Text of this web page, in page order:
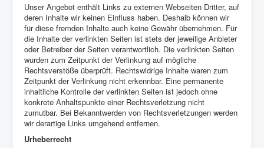
Unser Angebot enthält Links zu externen Webseiten Dritter, auf
deren Inhalte wir keinen Einfluss haben. Deshalb können wir
für diese fremden Inhalte auch keine Gewähr übernehmen. Für
die Inhalte der verlinkten Seiten ist stets der jeweilige Anbieter
oder Betreiber der Seiten verantwortlich. Die verlinkten Seiten
wurden zum Zeitpunkt der Verlinkung auf mögliche
Rechtsverstöße überprüft. Rechtswidrige Inhalte waren zum
Zeitpunkt der Verlinkung nicht erkennbar. Eine permanente
inhaltliche Kontrolle der verlinkten Seiten ist jedoch ohne
konkrete Anhaltspunkte einer Rechtsverletzung nicht
zumutbar. Bei Bekanntwerden von Rechtsverletzungen werden
wir derartige Links umgehend entfernen.
Urheberrecht